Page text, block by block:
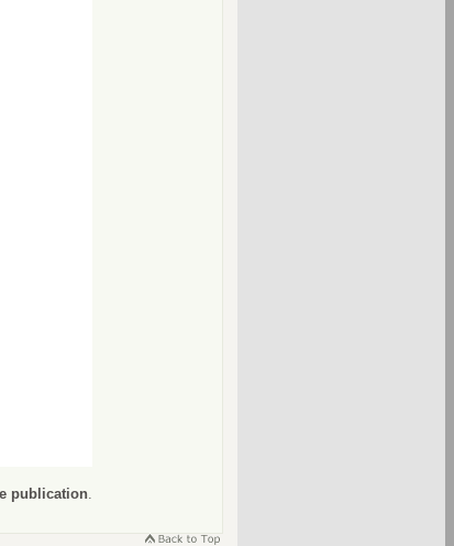
publication.